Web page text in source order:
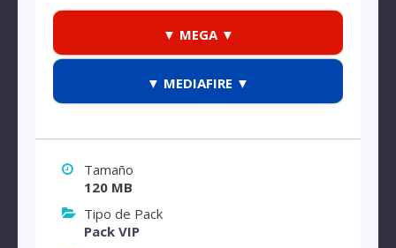
▼ MEGA ▼
▼ MEDIAFIRE ▼
Tamaño
120 MB
Tipo de Pack
Pack VIP